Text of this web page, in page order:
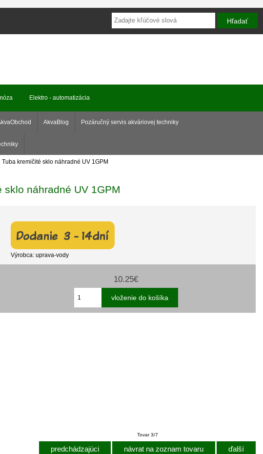
Elektro - automatizácia
AkvaBlog Pozáručný servis akváriovej techniky
kremičité sklo náhradné UV 1GPM
sklo náhradné UV 1GPM
Výrobca: uprava-vody
10.25€
Tovar 3/7
predchádzajúci návrat na zoznam tovaru ďalší